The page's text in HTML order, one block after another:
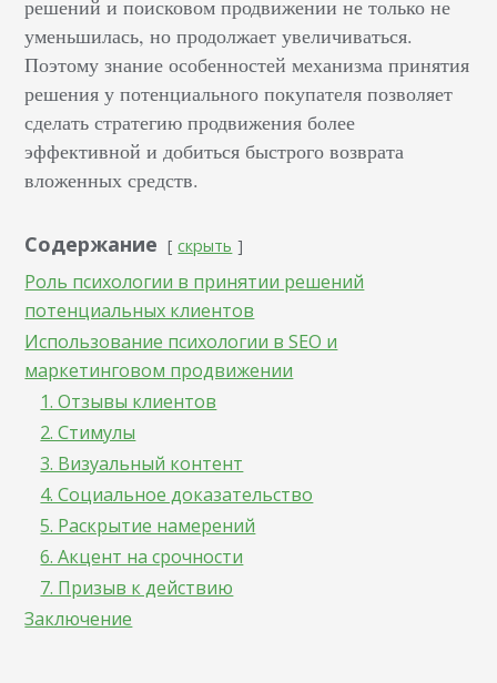
решений и поисковом продвижении не только не
уменьшилась, но продолжает увеличиваться.
Поэтому знание особенностей механизма принятия
решения у потенциального покупателя позволяет
сделать стратегию продвижения более
эффективной и добиться быстрого возврата
вложенных средств.
Содержание скрыть
Роль психологии в принятии решений
потенциальных клиентов
Использование психологии в SEO и
маркетинговом продвижении
1. Отзывы клиентов
2. Стимулы
3. Визуальный контент
4. Социальное доказательство
5. Раскрытие намерений
6. Акцент на срочности
7. Призыв к действию
Заключение